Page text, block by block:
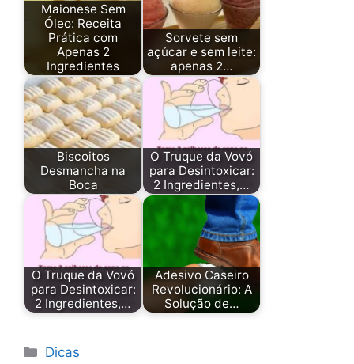
Maionese Sem
Óleo: Receita
Prática com
Apenas 2
Ingredientes
Sorvete sem
açúcar e sem leite:
apenas 2…
Biscoitos
Desmancha na
Boca
O Truque da Vovó
para Desintoxicar:
2 Ingredientes,…
O Truque da Vovó
para Desintoxicar:
2 Ingredientes,…
Adesivo Caseiro
Revolucionário: A
Solução de…
Categorias
Dicas